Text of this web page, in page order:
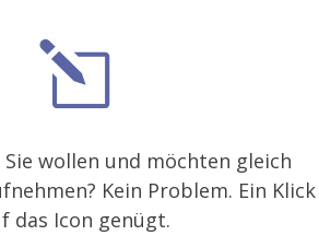
Sie wollen und möchten gleich
Kein Problem. Ein Klick
das Icon genügt.